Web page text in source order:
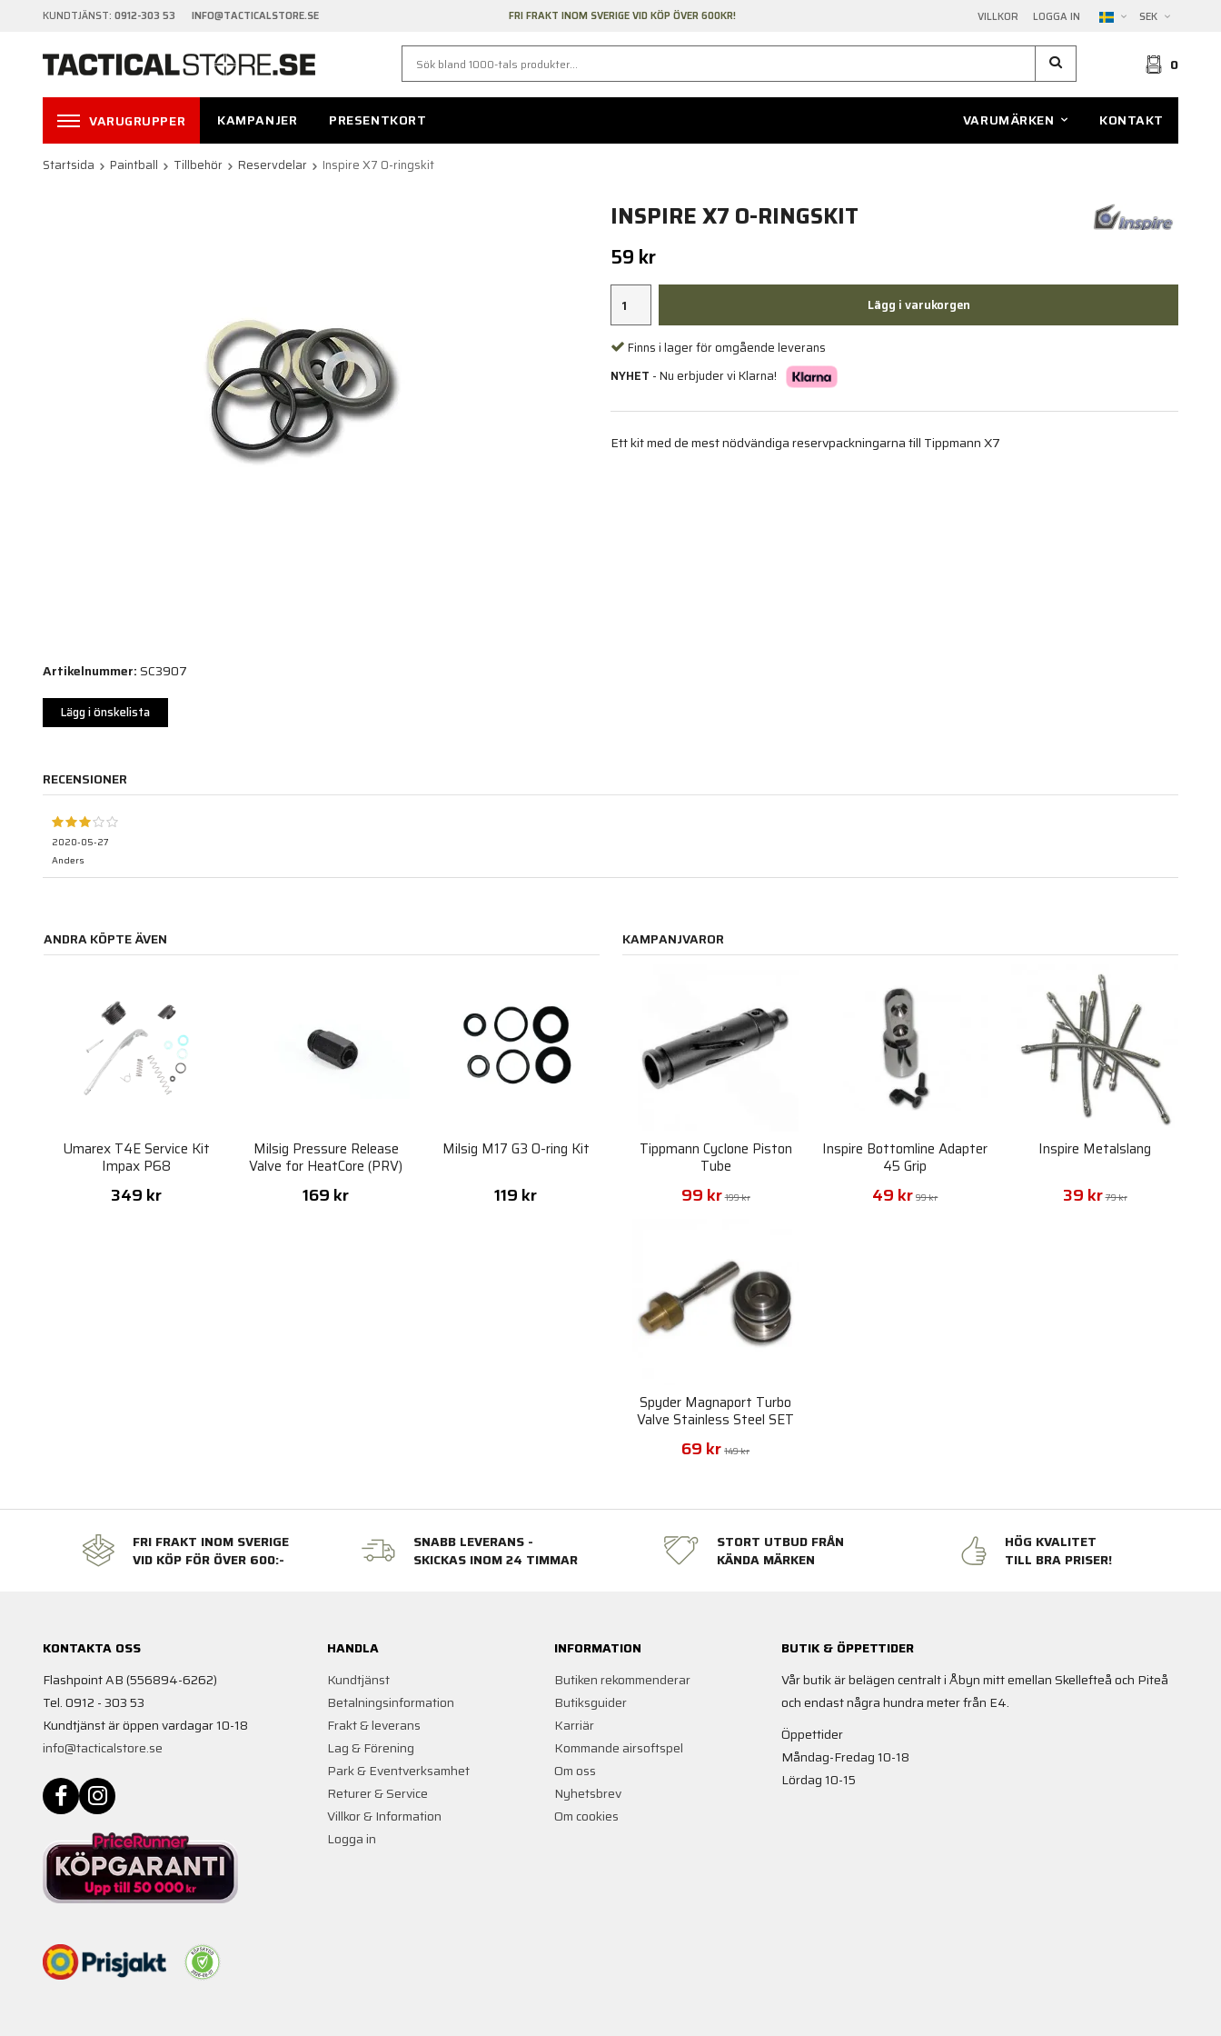
KUNDTJÄNST: 0912-303 53 INFO@TACTICALSTORE.SE VILLKOR LOGGA IN SEK
FRI FRAKT INOM SVERIGE VID KÖP ÖVER 600KR!
0
VARUGRUPPER KAMPANJER PRESENTKORT VARUMÄRKEN KONTAKT
Startsida Paintball Tillbehör Reservdelar Inspire X7 O-ringskit
INSPIRE X7 O-RINGSKIT
59 kr
Lägg i varukorgen
Finns i lager för omgående leverans
NYHET - Nu erbjuder vi Klarna!
Ett kit med de mest nödvändiga reservpackningarna till Tippmann X7
Artikelnummer:SC3907
Lägg i önskelista
RECENSIONER
2020-05-27
Anders
ANDRA KÖPTE ÄVEN
Umarex T4E Service Kit
Impax P68
349 kr
Milsig Pressure Release
Valve for HeatCore (PRV)
169 kr
Milsig M17 G3 O-ring Kit
119 kr
KAMPANJVAROR
Tippmann Cyclone Piston
Tube
99 kr 199 kr
Inspire Bottomline Adapter
45 Grip
49 kr 99 kr
Inspire Metalslang
39 kr 79 kr
Spyder Magnaport Turbo
Valve Stainless Steel SET
69 kr 149 kr
FRI FRAKT INOM SVERIGE
VID KÖP FÖR ÖVER 600:-
SNABB LEVERANS -
SKICKAS INOM 24 TIMMAR
STORT UTBUD FRÅN
KÄNDA MÄRKEN
HÖG KVALITET
TILL BRA PRISER!
KONTAKTA OSS
Flashpoint AB (556894-6262)
Tel. 0912 - 303 53
Kundtjänst är öppen vardagar 10-18
info@tacticalstore.se
HANDLA
Kundtjänst
Betalningsinformation
Frakt & leverans
Lag & Förening
Park & Eventverksamhet
Returer & Service
Villkor & Information
Logga in
INFORMATION
Butiken rekommenderar
Butiksguider
Karriär
Kommande airsoftspel
Om oss
Nyhetsbrev
Om cookies
BUTIK & ÖPPETTIDER
Vår butik är belägen centralt i Åbyn mitt emellan Skellefteå och Piteå
och endast några hundra meter från E4.
Öppettider
Måndag-Fredag 10-18
Lördag 10-15